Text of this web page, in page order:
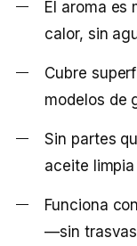
El aroma es
calor, sin
Cubre
modelos de
Sin partes
aceite
Funciona
—sin